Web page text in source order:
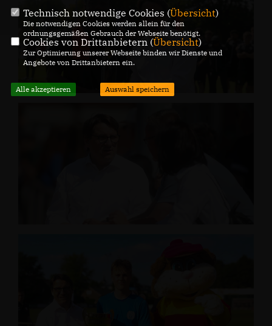
Technisch notwendige Cookies (Übersicht)
Die notwendigen Cookies werden allein für den
ordnungsgemäßen Gebrauch der Webseite benötigt.
Cookies von Drittanbietern (Übersicht)
Zur Optimierung unserer Webseite binden wir Dienste und
Angebote von Drittanbietern ein.
Alle akzeptieren Auswahl speichern